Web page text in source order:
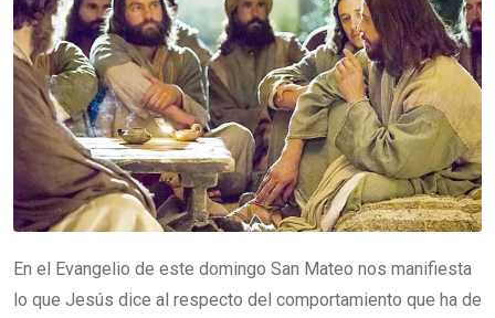
En el Evangelio de este domingo San Mateo nos manifiesta
lo que Jesús dice al respecto del comportamiento que ha de